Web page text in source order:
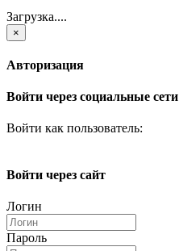
Загрузка....
×
Авторизация
Войти через социальные сети
Войти как пользователь:
Войти через сайт
Логин
Пароль